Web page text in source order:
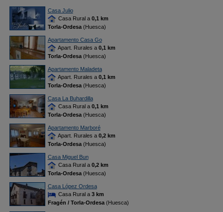
Casa Julio
Casa Rural a 0,1 km
Torla-Ordesa(Huesca)
Apartamento Casa Go
Apart. Rurales a 0,1 km
Torla-Ordesa(Huesca)
Apartamento Maladeta
Apart. Rurales a 0,1 km
Torla-Ordesa(Huesca)
Casa La Buhardilla
Casa Rural a 0,1 km
Torla-Ordesa(Huesca)
Apartamento Marboré
Apart. Rurales a 0,2 km
Torla-Ordesa(Huesca)
Casa Miguel Bun
Casa Rural a 0,2 km
Torla-Ordesa(Huesca)
Casa López Ordesa
Casa Rural a 3 km
Fragén / Torla-Ordesa(Huesca)